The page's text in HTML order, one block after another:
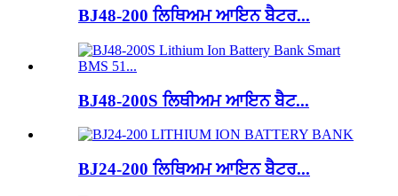
BJ48-200 ਲਿਥਿਅਮ ਆਇਨ ਬੈਟਰ...
BJ48-200S ਲਿਥੀਅਮ ਆਇਨ ਬੈਟ...
BJ24-200 ਲਿਥਿਅਮ ਆਇਨ ਬੈਟਰ...